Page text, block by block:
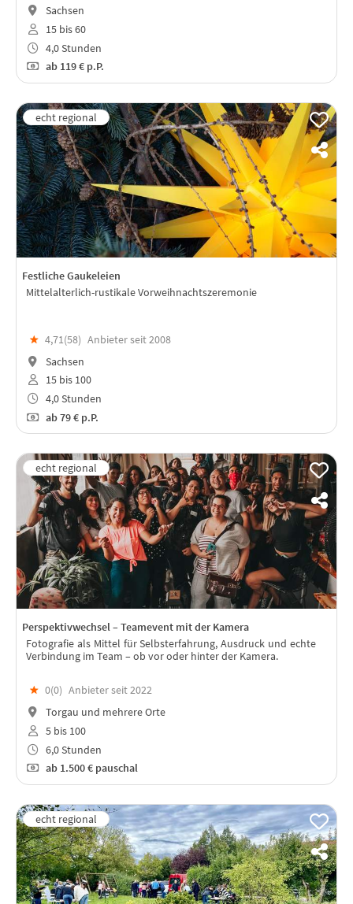
Sachsen
15 bis 60
4,0 Stunden
ab119 € p.P.
Festliche Gaukeleien
Mittelalterlich-rustikale Vorweihnachtszeremonie
★ 4,71(58) Anbieter seit 2008
Sachsen
15 bis 100
4,0 Stunden
ab79 € p.P.
Perspektivwechsel – Teamevent mit der Kamera
Fotografie als Mittel für Selbsterfahrung, Ausdruck und echte
Verbindung im Team – ob vor oder hinter der Kamera.
★ 0(0) Anbieter seit 2022
Torgau und mehrere Orte
5 bis 100
6,0 Stunden
ab1.500 € pauschal